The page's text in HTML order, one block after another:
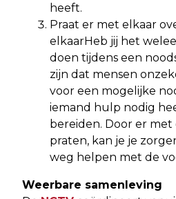
heeft.
Praat er met elkaar
elkaarHeb jij het
doen tijdens een
zijn dat mensen
voor een mogelijke
iemand hulp nodig
bereiden. Door er met
praten, kan je je
weg helpen met de
Weerbare samenleving